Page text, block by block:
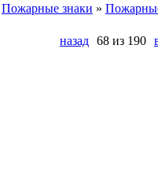
Пожарные знаки »
назад 68 из 190